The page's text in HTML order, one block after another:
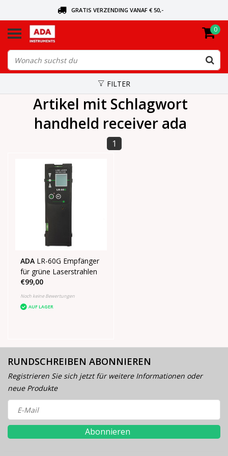
GRATIS VERZENDING VANAF € 50,-
VANDAAG BESTELD, VANDAAG VERZONDEN
0
FILTER
Artikel mit Schlagwort
handheld receiver ada
1
ADA LR-60G Empfänger
für grüne Laserstrahlen
€99,00
Noch keine Bewertungen
AUF LAGER
RUNDSCHREIBEN ABONNIEREN
Registrieren Sie sich jetzt für weitere Informationen oder
neue Produkte
Abonnieren